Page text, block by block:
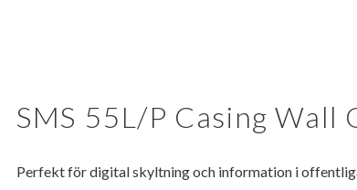
SMS 55L/P Casing Wall
Perfekt för digital skyltning och information i